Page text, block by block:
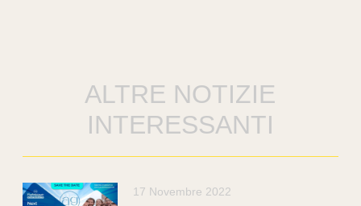
ALTRE NOTIZIE
INTERESSANTI
17 Novembre 2022